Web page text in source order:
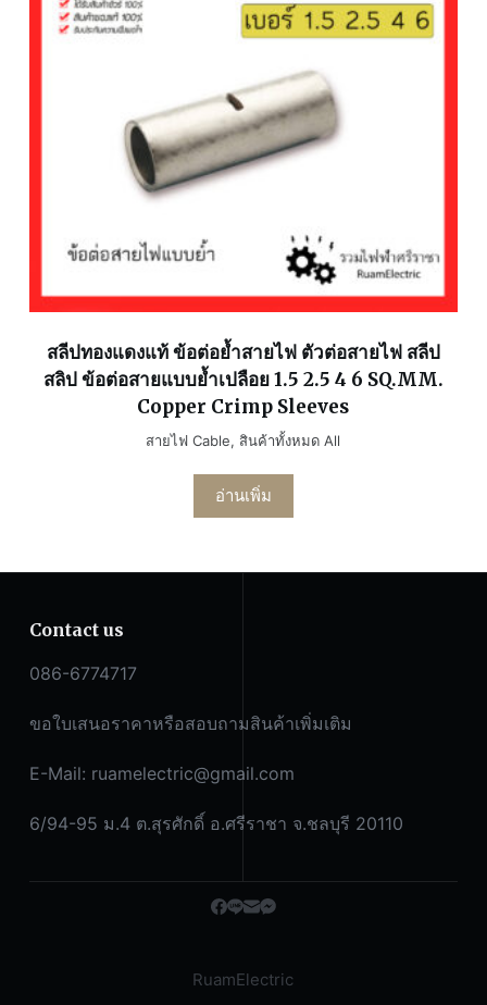
สลีปทองแดงแท้ ข้อต่อย้ำสายไฟ ตัวต่อสายไฟ สลีป
สลิป ข้อต่อสายแบบย้ำเปลือย 1.5 2.5 4 6 SQ.MM.
Copper Crimp Sleeves
สายไฟ Cable, สินค้าทั้งหมด All
อ่านเพิ่ม
Contact us
086-6774717
ขอใบเสนอราคาหรือสอบถามสินค้าเพิ่มเติม
E-Mail: ruamelectric@gmail.com
6/94-95 ม.4 ต.สุรศักดิ์ อ.ศรีราชา จ.ชลบุรี 20110
RuamElectric